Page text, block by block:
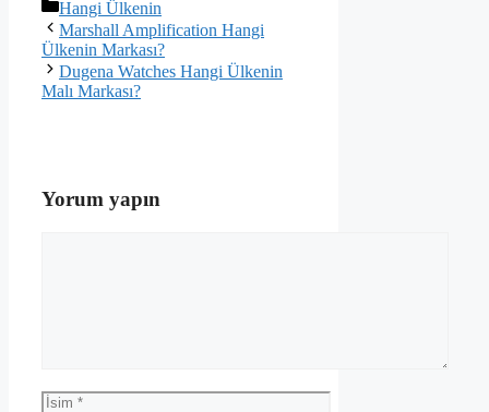
Kategoriler
Hangi Ülkenin
Marshall Amplification Hangi
Ülkenin Markası?
Dugena Watches Hangi Ülkenin
Malı Markası?
Yorum yapın
İsim